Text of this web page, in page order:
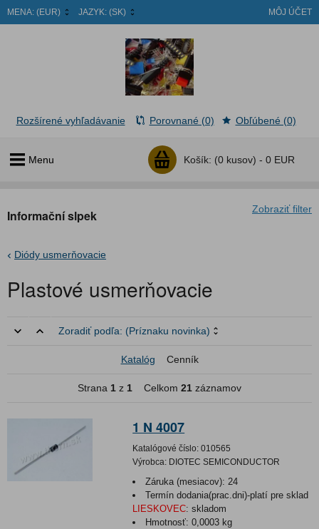
MENA: (EUR) JAZYK: (SK) MÔJ ÚČET
Menu Košík: (0 kusov) - 0 EUR
Rozšírené vyhľadávanie Porovnané (0) Obľúbené (0)
Zobraziť filter
Informační slpek
Diódy usmerňovacie
Plastové usmerňovacie
Zoradiť podľa: (Príznaku novinka)
Katalóg Cenník
Strana 1 z 1 Celkom 21 záznamov
1 N 4007
Katalógové číslo: 010565
Výrobca: DIOTEC SEMICONDUCTOR
Záruka (mesiacov): 24
Termín dodania(prac.dni)-platí pre sklad
LIESKOVEC: skladom
Hmotnosť:0,0003 kg